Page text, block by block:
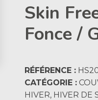
Skin
Fonce /
RÉFÉRENCE :
CATÉGORIE :
HIVER, HIVER DE